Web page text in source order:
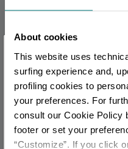
About cookies
This website uses
surfing experience and,
profiling cookies to
your preferences. For
consult our Cookie Policy
footer or set your
“Customize”. If you click
T
2
3 4 5 6
11 13
16
17 18 19 20
Sei
Per